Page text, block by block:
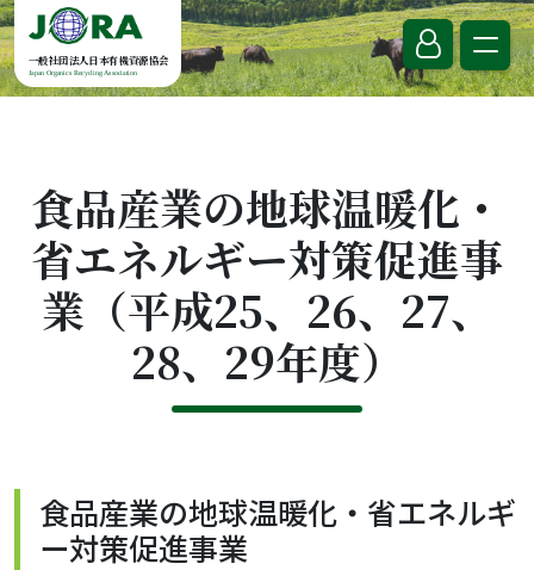
Skip to content
一般社団法人日本有機資源協会
Japan Organics Recycling Association
食品産業の地球温暖化・
省エネルギー対策促進事
業（平成25、26、27、
28、29年度）
食品産業の地球温暖化・省エネルギ
ー対策促進事業